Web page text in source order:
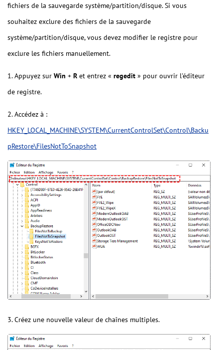
fichiers de la sauvegarde système/partition/disque. Si vous
souhaitez exclure des fichiers de la sauvegarde
système/partition/disque, vous devez modifier le registre pour
exclure les fichiers manuellement.
1. Appuyez sur Win + R et entrez « regedit » pour ouvrir l'éditeur
de registre.
2. Accédez à :
HKEY_LOCAL_MACHINE\SYSTEM\CurrentControlSet\Control\Backu
pRestore\FilesNotToSnapshot
3. Créez une nouvelle valeur de chaînes multiples.